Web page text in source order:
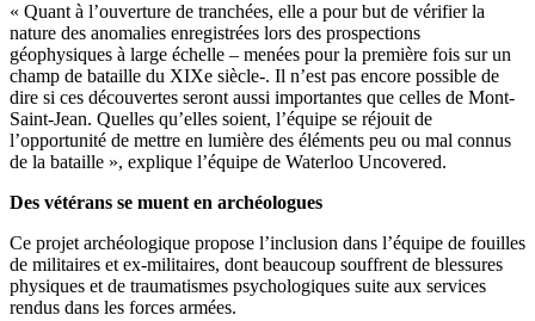
« Quant à l’ouverture de tranchées, elle a pour but de vérifier la
nature des anomalies enregistrées lors des prospections
géophysiques à large échelle – menées pour la première fois sur un
champ de bataille du XIXe siècle-. Il n’est pas encore possible de
dire si ces découvertes seront aussi importantes que celles de Mont-
Saint-Jean. Quelles qu’elles soient, l’équipe se réjouit de
l’opportunité de mettre en lumière des éléments peu ou mal connus
de la bataille », explique l’équipe de Waterloo Uncovered.
Des vétérans se muent en archéologues
Ce projet archéologique propose l’inclusion dans l’équipe de fouilles
de militaires et ex-militaires, dont beaucoup souffrent de blessures
physiques et de traumatismes psychologiques suite aux services
rendus dans les forces armées.